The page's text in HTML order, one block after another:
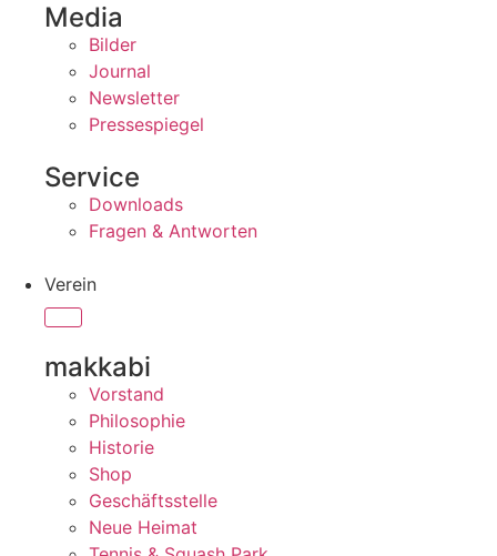
Media
Bilder
Journal
Newsletter
Pressespiegel
Service
Downloads
Fragen & Antworten
Verein
makkabi
Vorstand
Philosophie
Historie
Shop
Geschäftsstelle
Neue Heimat